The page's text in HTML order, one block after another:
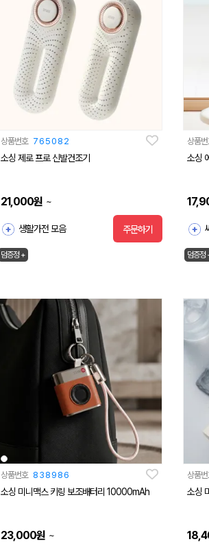
상품번호 765082
소싱 제로 프로 신발건조기
21,000원 ~
생활가전 모음 주문하기
덤증정 +
상품
소싱
덤증정
상품번호 838986
소싱 미니맥스 키링 보조배터리 10000mAh
23,000원 ~
상품
소싱